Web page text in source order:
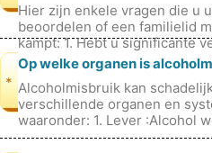
Hier zijn enkele vragen die u
beoordelen of een familielid
kampt: 1. Hebt u significante
drinkpatroon opgemerkt, zoals
*
Op welke organen is
Alcoholmisbruik kan
verschillende organen en
waaronder: 1. Lever :Alcohol
gemetaboliseerd en overmat